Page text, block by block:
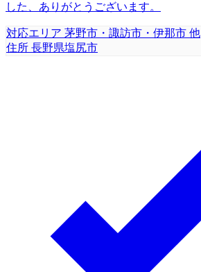
した、ありがとうございます。
対応エリア 茅野市・諏訪市・伊那市 他
住所 長野県塩尻市